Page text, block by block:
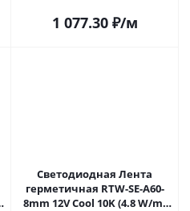
1 077.30₽/м
Светодиодная Лента
герметичная RTW-SE-A60-
8mm 12V Cool 10K (4.8 W/m,